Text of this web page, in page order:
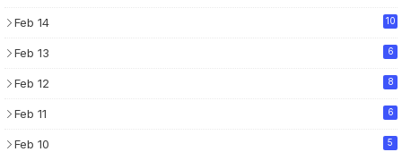
Feb 14 10
Feb 13 6
Feb 12 8
Feb 11 6
Feb 10 5